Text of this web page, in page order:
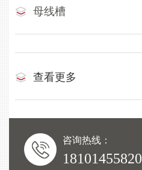
母线槽
查看更多
咨询热线：
18101455820